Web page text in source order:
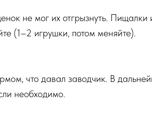
не мог их отгрызнуть.
(1–2 игрушки, потом меняйте).
что давал заводчик. В
необходимо.